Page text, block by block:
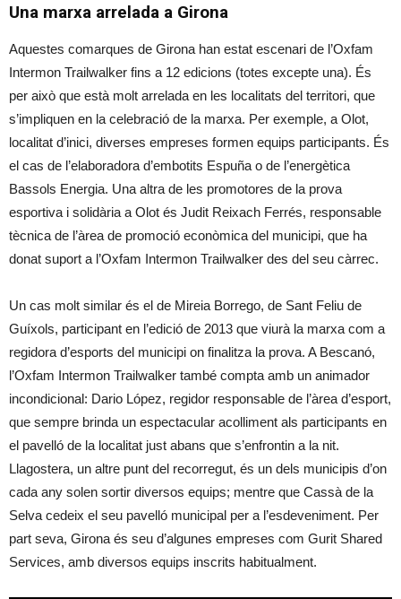
Una marxa arrelada a Girona
Aquestes comarques de Girona han estat escenari de l’Oxfam
Intermon Trailwalker fins a 12 edicions (totes excepte una). És
per això que està molt arrelada en les localitats del territori, que
s’impliquen en la celebració de la marxa. Per exemple, a Olot,
localitat d’inici, diverses empreses formen equips participants. És
el cas de l’elaboradora d’embotits Espuña o de l’energètica
Bassols Energia. Una altra de les promotores de la prova
esportiva i solidària a Olot és Judit Reixach Ferrés, responsable
tècnica de l’àrea de promoció econòmica del municipi, que ha
donat suport a l’Oxfam Intermon Trailwalker des del seu càrrec.
Un cas molt similar és el de Mireia Borrego, de Sant Feliu de
Guíxols, participant en l’edició de 2013 que viurà la marxa com a
regidora d’esports del municipi on finalitza la prova. A Bescanó,
l’Oxfam Intermon Trailwalker també compta amb un animador
incondicional: Dario López, regidor responsable de l’àrea d’esport,
que sempre brinda un espectacular acolliment als participants en
el pavelló de la localitat just abans que s’enfrontin a la nit.
Llagostera, un altre punt del recorregut, és un dels municipis d’on
cada any solen sortir diversos equips; mentre que Cassà de la
Selva cedeix el seu pavelló municipal per a l’esdeveniment. Per
part seva, Girona és seu d’algunes empreses com Gurit Shared
Services, amb diversos equips inscrits habitualment.